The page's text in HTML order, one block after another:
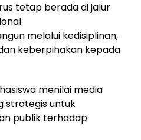
tetap berada di jalur
melalui kedisiplinan,
keberpihakan kepada
menilai media
strategis untuk
publik terhadap